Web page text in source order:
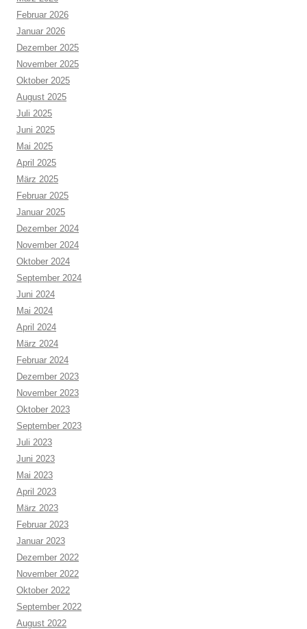
Februar 2026
Januar 2026
Dezember 2025
November 2025
Oktober 2025
August 2025
Juli 2025
Juni 2025
Mai 2025
April 2025
März 2025
Februar 2025
Januar 2025
Dezember 2024
November 2024
Oktober 2024
September 2024
Juni 2024
Mai 2024
April 2024
März 2024
Februar 2024
Dezember 2023
November 2023
Oktober 2023
September 2023
Juli 2023
Juni 2023
Mai 2023
April 2023
März 2023
Februar 2023
Januar 2023
Dezember 2022
November 2022
Oktober 2022
September 2022
August 2022